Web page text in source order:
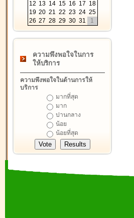
12 13 14 15 16 17 18
19 20 21 22 23 24 25
26 27 28 29 30 31 1
ความพึงพอใจในการ
ให้บริการ
ความพึงพอใจในด้านการให้
บริการ
มากที่สุด
มาก
ปานกลาง
น้อย
น้อยที่สุด